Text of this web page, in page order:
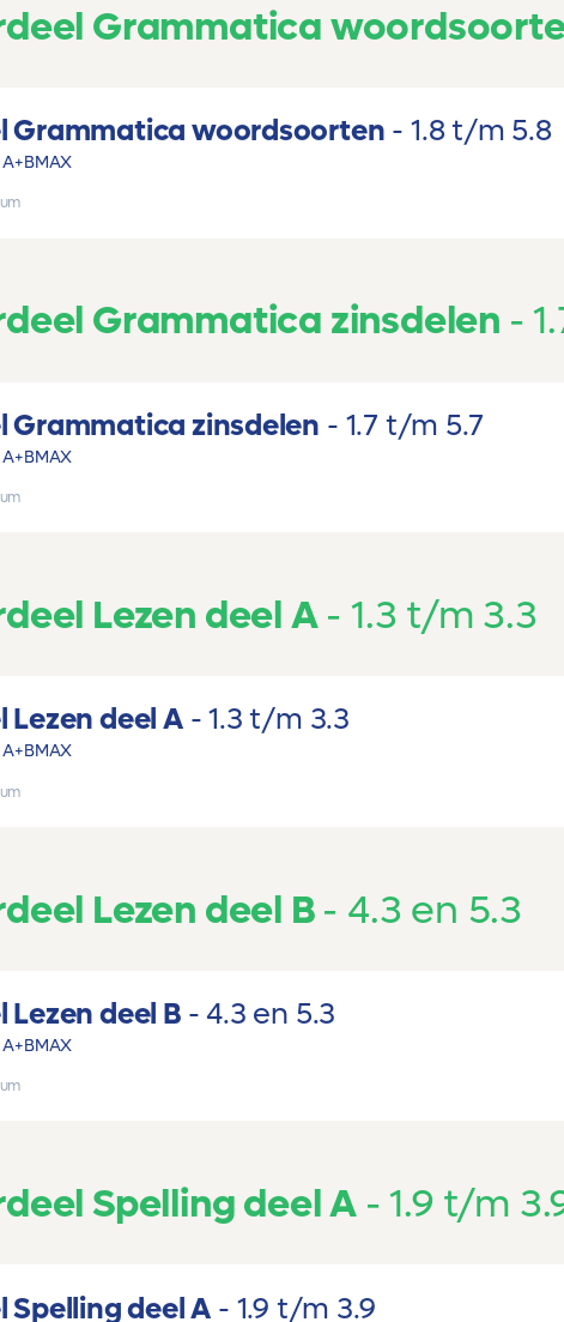
Grammatica
Grammatica woordsoorten 1.8 t/m 5.8
MAX
Grammatica zinsdelen
Grammatica zinsdelen 1.7 t/m 5.7
MAX
Lezen deel A 1.3 t/m 3.3
deel A 1.3 t/m 3.3
MAX
Lezen deel B 4.3 en 5.3
deel B 4.3 en 5.3
MAX
Spelling deel A 1.9 t/m
deel A 1.9 t/m 3.9